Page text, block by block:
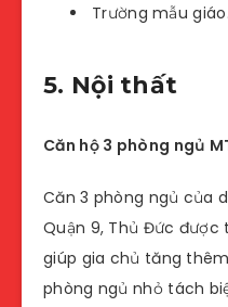
Trường mẫu giáo.
5. Nội thất
Căn hộ 3 phòng ngủ
Căn 3 phòng ngủ của
Quận 9, Thủ Đức được
giúp gia chủ tăng
phòng ngủ nhỏ tách